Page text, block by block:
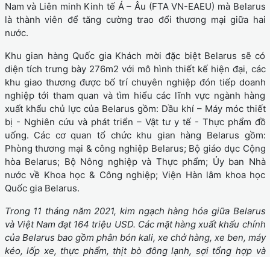
Nam và Liên minh Kinh tế Á – Âu (FTA VN-EAEU) mà Belarus
là thành viên để tăng cường trao đổi thương mại giữa hai
nước.
Khu gian hàng Quốc gia Khách mời đặc biệt Belarus sẽ có
diện tích trưng bày 276m2 với mô hình thiết kế hiện đại, các
khu giao thương được bố trí chuyên nghiệp đón tiếp doanh
nghiệp tới tham quan và tìm hiểu các lĩnh vực ngành hàng
xuất khẩu chủ lực của Belarus gồm: Dầu khí – Máy móc thiết
bị - Nghiên cứu và phát triển – Vật tư y tế - Thực phẩm đồ
uống. Các cơ quan tổ chức khu gian hàng Belarus gồm:
Phòng thương mại & công nghiệp Belarus; Bộ giáo dục Cộng
hòa Belarus; Bộ Nông nghiệp và Thực phẩm; Ủy ban Nhà
nước về Khoa học & Công nghiệp; Viện Hàn lâm khoa học
Quốc gia Belarus.
Trong 11 tháng năm 2021, kim ngạch hàng hóa giữa Belarus
và Việt Nam đạt 164 triệu USD. Các mặt hàng xuất khẩu chính
của Belarus bao gồm phân bón kali, xe chở hàng, xe ben, máy
kéo, lốp xe, thực phẩm, thịt bò đông lạnh, sợi tổng hợp và